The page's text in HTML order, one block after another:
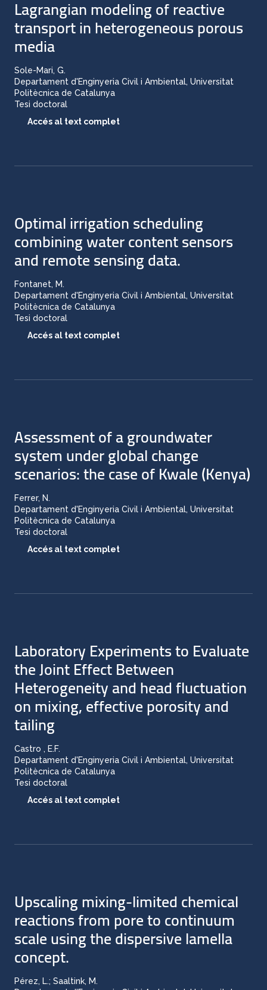
Lagrangian modeling of reactive
transport in heterogeneous porous
media
Sole-Mari, G.
Departament d'Enginyeria Civil i Ambiental, Universitat
Politècnica de Catalunya
Tesi doctoral
Accés al text complet
Optimal irrigation scheduling
combining water content sensors
and remote sensing data.
Fontanet, M.
Departament d'Enginyeria Civil i Ambiental, Universitat
Politècnica de Catalunya
Tesi doctoral
Accés al text complet
Assessment of a groundwater
system under global change
scenarios: the case of Kwale (Kenya)
Ferrer, N.
Departament d'Enginyeria Civil i Ambiental, Universitat
Politècnica de Catalunya
Tesi doctoral
Accés al text complet
Laboratory Experiments to Evaluate
the Joint Effect Between
Heterogeneity and head fluctuation
on mixing, effective porosity and
tailing
Castro , E.F.
Departament d'Enginyeria Civil i Ambiental, Universitat
Politècnica de Catalunya
Tesi doctoral
Accés al text complet
Upscaling mixing-limited chemical
reactions from pore to continuum
scale using the dispersive lamella
concept.
Pérez, L.; Saaltink, M.